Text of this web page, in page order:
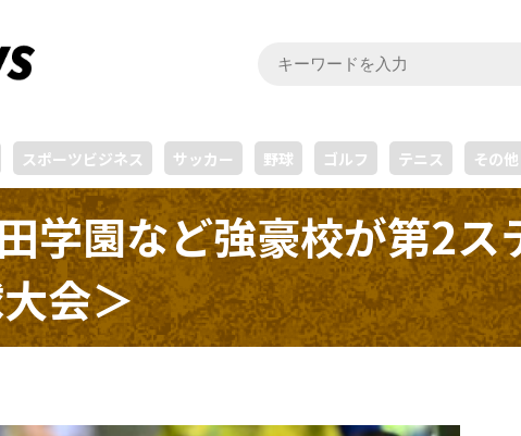
スポーツビジネス サッカー 野球 ゴルフ テニス その他
学園など強豪校が第2ス
会＞